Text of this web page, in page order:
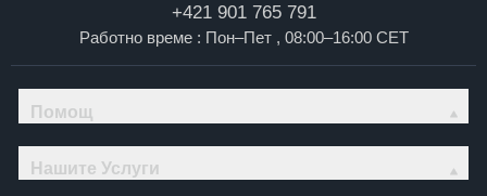
+421 901 765 791
Работно време : Пон–Пет , 08:00–16:00 CET
Помощ
Нашите Услуги